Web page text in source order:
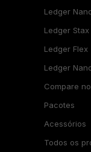
Ledger
Ledger Stax
Ledger Flex
Ledger
Compare
Pacotes
Acessórios
Todos os